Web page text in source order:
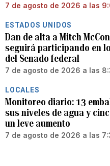
7 de agosto de 2026 a las
ESTADOS UNIDOS
Dan de alta a Mitch
seguirá participando en
del Senado federal
7 de agosto de 2026 a las
LOCALES
Monitoreo diario: 13
sus niveles de agua y
un leve aumento
7 de agosto de 2026 a las